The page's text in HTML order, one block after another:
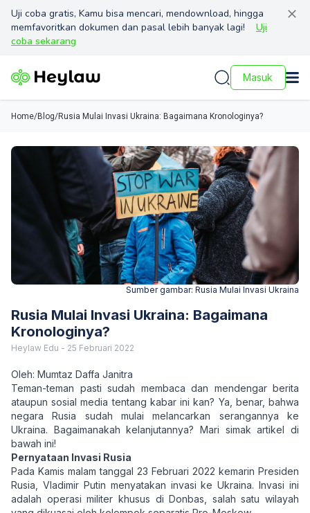
Uji coba gratis, Kamu bisa mencari, mendownload, hingga
memfavoritkan dokumen dan pasal lebih banyak lagi!
Uji
coba sekarang
Masuk
Home/Blog/Rusia Mulai Invasi Ukraina: Bagaimana Kronologinya?
Sumber gambar: Rusia Mulai Invasi Ukraina
Rusia Mulai Invasi Ukraina: Bagaimana
Kronologinya?
Heylaw Edu - 25 Februari 2022
Oleh: Mumtaz Daffa Janitra
Teman-teman pasti sudah membaca dan mendengar berita
ataupun sosial media tentang kabar ini kan? Ya, benar, bahwa
negara Rusia sudah mulai melancarkan serangannya ke
Ukraina. Bagaimanakah kelanjutannya? Mari simak artikel di
bawah ini!
Pernyataan Invasi Rusia
Pada Kamis malam tanggal 23 Februari 2022 kemarin Presiden
Rusia, Vladimir Putin menyatakan invasi ke Ukraina. Invasi ini
adalah operasi militer khusus di Donbas, salah satu wilayah